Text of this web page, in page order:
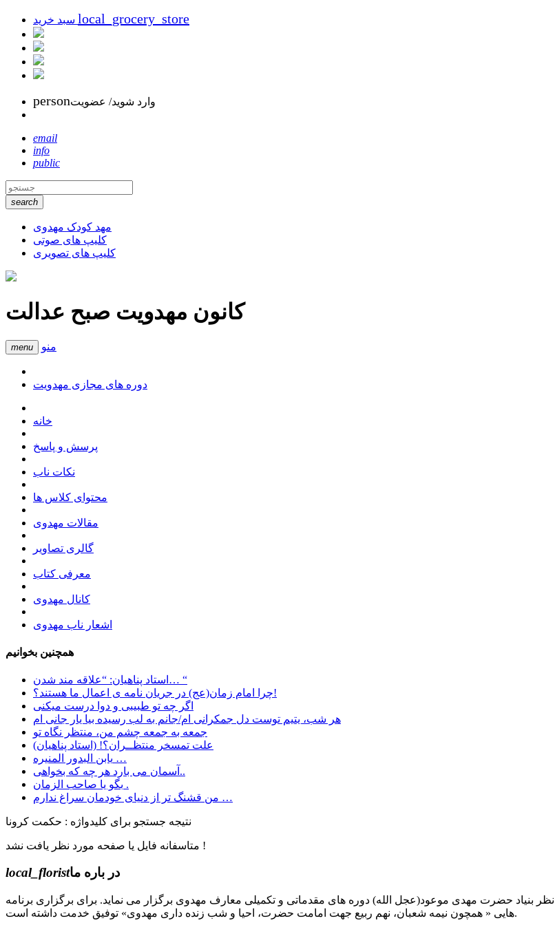
local_grocery_store
personوارد شوید/ عضویت
email
info
public
search
مهد کودک مهدوی
کلیپ های صوتی
کلیپ های تصویری
کانون مهدویت صبح عدالت
menu منو
دوره های مجازی مهدویت
خانه
پرسش و پاسخ
نکات ناب
محتوای کلاس ها
مقالات مهدوی
گالری تصاویر
معرفی کتاب
کانال مهدوی
اشعار ناب مهدوی
همچنین بخوانیم
استاد پناهیان: “علاقه مند شدن… “
چرا امام زمان(عج) در جریان نامه ی اعمال ما هستند؟!
اگر چه تو طبیبی و دوا درست میکنی
هر شب، یتیم توست دل جمکرانی ام/جانم به لب رسیده بیا یار جانی ام
جمعه به جمعه چشم من، منتظر نگاه تو
علت تمسخر منتظــران؟! (استاد پناهیان)
یابن البدور المنیره …
آسمان می بارد هر چه که بخواهی..
بگو یا صاحب الزمان .
ﻣﻦ ﻗﺸﻨﮓ ﺗﺮ ﺍﺯ ﺩﻧﯿﺎﯼ ﺧﻮﺩﻣﺎﻥ ﺳﺮﺍﻍ ﻧﺪﺍﺭﻡ …
نتیجه جستجو برای کلیدواژه : حکمت کرونا
متاسفانه فایل یا صفحه مورد نظر یافت نشد !
local_floristدر باره ما
مقدس ) در سال ۱۳۹۲ تاسیس گردیده و زیر نظر بنیاد حضرت مهدی موعود(عجل الله) دوره های مقدماتی و تکمیلی معارف مهدوی برگزار می نماید. برای برگزاری برنامه
هایی « همچون نیمه شعبان، نهم ربیع جهت امامت حضرت، احیا و شب زنده داری مهدوی» توفیق خدمت داشته است.